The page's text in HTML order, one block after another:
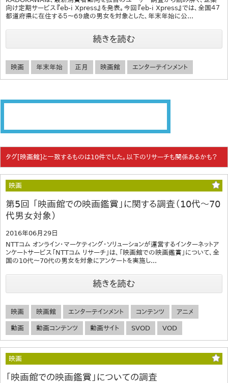
向け定期サービス『eb-i Xpress』を発表。今回『eb-i Xpress』では、全国４７
都道府県に在住する５～６９歳の男女を対象とした、年末年始に公...
続きを読む
映画 年末年始 正月 映画館 エンターテインメント
タグ[映画館]と一致するものは10件でした。以下のリサーチも関係あるかも？
映画
第5回 「映画館での映画鑑賞」に関する調査（10代～70
代男女対象）
2016年06月29日
NTTコム オンライン・マーケティング・ソリューションが運営するインターネットア
ンケートサービス「NTTコム リサーチ」は、「映画館での映画鑑賞」について、全
国の10代～70代の男女を対象にアンケートを実施し...
続きを読む
映画 映画館 エンターテインメント コンテンツ アニメ
動画 動画コンテンツ 動画サイト SVOD VOD
映画
「映画館での映画鑑賞」についての調査